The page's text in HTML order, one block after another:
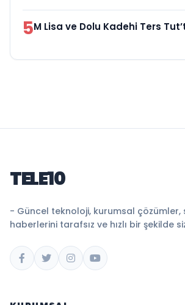
5M Lisa ve Dolu Kadehi Ters
TELE10
- Güncel teknoloji, kurumsal çözümler,
haberlerini tarafsız ve hızlı bir şekilde